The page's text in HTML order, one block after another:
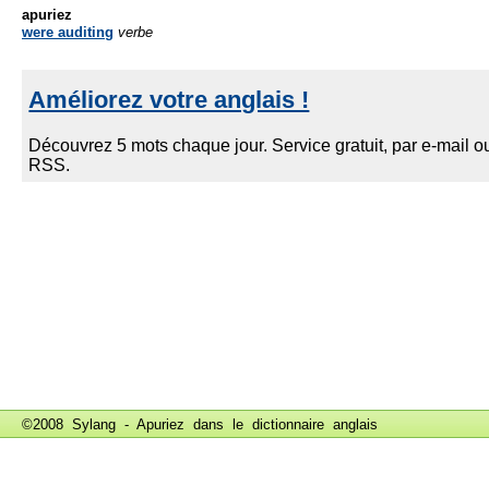
apuriez
were auditing verbe
©2008 Sylang - Apuriez dans le dictionnaire anglais